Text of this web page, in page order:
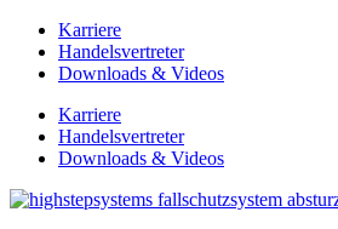
Zum
Inhalt
springen
Karriere
Handelsvertreter
Downloads & Videos
Karriere
Handelsvertreter
Downloads & Videos